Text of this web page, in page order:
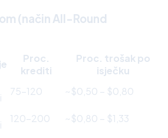
(način All-Round
Proc.
krediti
Proc. trošak po
isječku
75–120 ~$0,50 – $0,80
120–200 ~$0,80 – $1,33